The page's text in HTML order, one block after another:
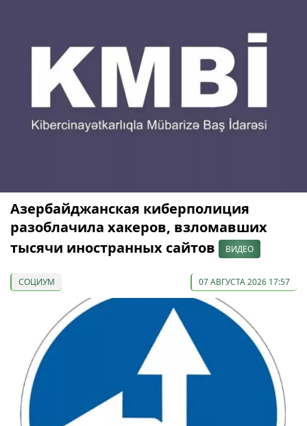
Азербайджанская киберполиция
разоблачила хакеров, взломавших
тысячи иностранных сайтов
ВИДЕО
СОЦИУМ 07 АВГУСТА 2026 17:57